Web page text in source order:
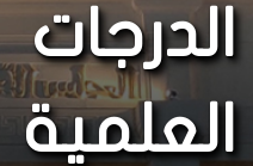
الدرجات
العلمية